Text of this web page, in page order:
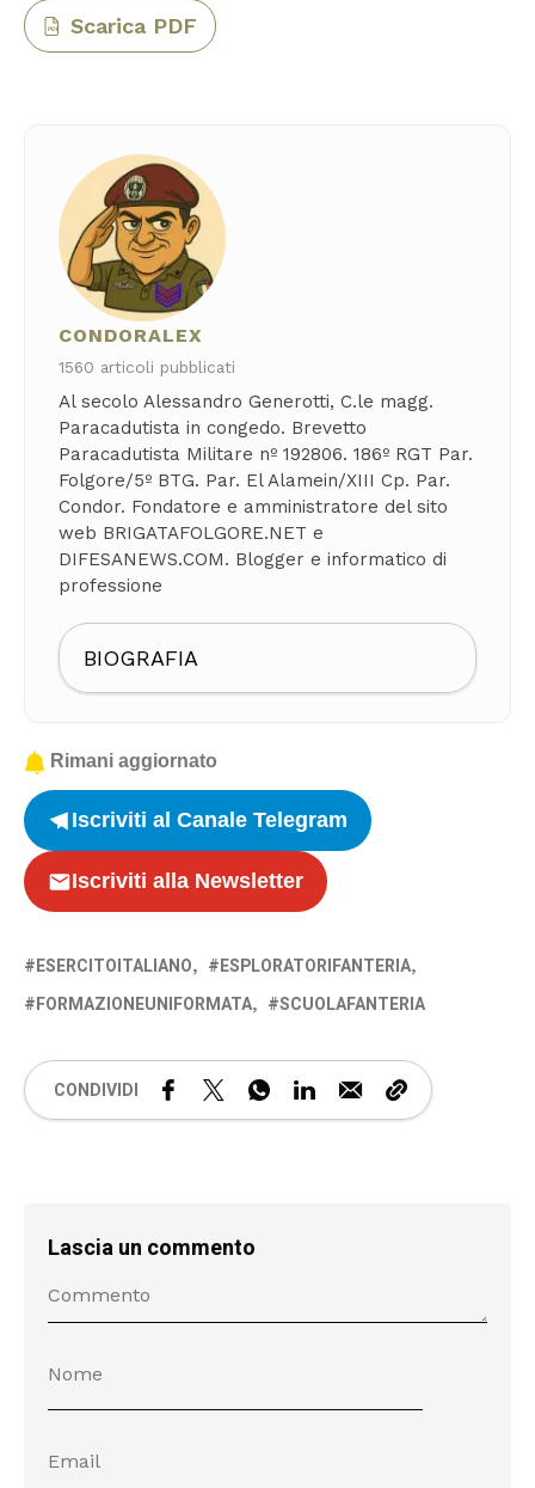
PDF Scarica PDF
CONDORALEX
1560 articoli pubblicati
Al secolo Alessandro Generotti, C.le magg.
Paracadutista in congedo. Brevetto
Paracadutista Militare nº 192806. 186º RGT Par.
Folgore/5º BTG. Par. El Alamein/XIII Cp. Par.
Condor. Fondatore e amministratore del sito
web BRIGATAFOLGORE.NET e
DIFESANEWS.COM. Blogger e informatico di
professione
BIOGRAFIA
Rimani aggiornato
Iscriviti al Canale Telegram
Iscriviti alla Newsletter
ESERCITOITALIANO
ESPLORATORIFANTERIA
FORMAZIONEUNIFORMATA
SCUOLAFANTERIA
CONDIVIDI
Lascia un commento